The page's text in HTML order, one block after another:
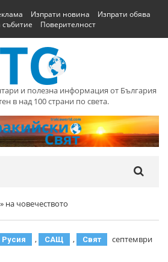
Изпрати новина
Изпрати обява
събитие
Поверителност
и полезна информация от България
в над 100 страни по света.
на човечеството
Русия , САЩ , Свят
септември